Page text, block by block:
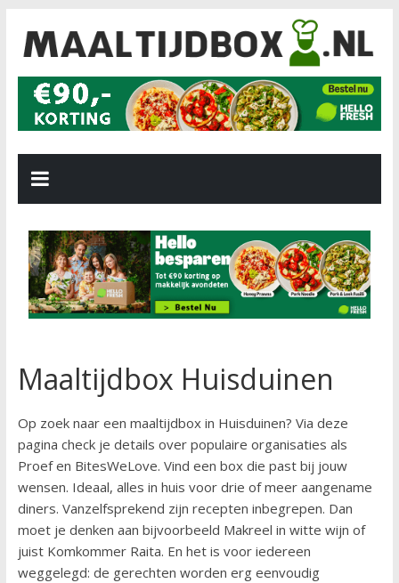
Maaltijdbox Huisduinen
Op zoek naar een maaltijdbox in Huisduinen? Via deze
pagina check je details over populaire organisaties als
Proef en BitesWeLove. Vind een box die past bij jouw
wensen. Ideaal, alles in huis voor drie of meer aangename
diners. Vanzelfsprekend zijn recepten inbegrepen. Dan
moet je denken aan bijvoorbeeld Makreel in witte wijn of
juist Komkommer Raita. En het is voor iedereen
weggelegd: de gerechten worden erg eenvoudig